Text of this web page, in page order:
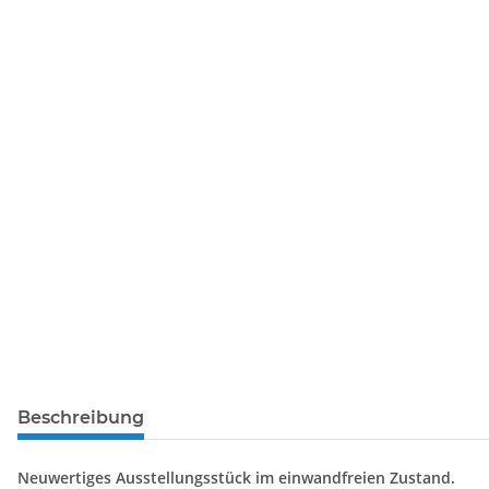
Beschreibung
Neuwertiges Ausstellungsstück im einwandfreien Zustand.